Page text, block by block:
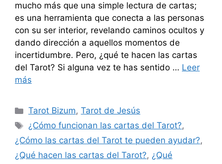
mucho más que una simple lectura de cartas;
es una herramienta que conecta a las personas
con su ser interior, revelando caminos ocultos y
dando dirección a aquellos momentos de
incertidumbre. Pero, ¿qué te hacen las cartas
del Tarot? Si alguna vez te has sentido … Leer
más
Categorías
Tarot Bizum,Tarot de Jesús
Etiquetas
¿Cómo funcionan las cartas del Tarot?,
¿Cómo las cartas del Tarot te pueden ayudar?,
¿Qué hacen las cartas del Tarot?, ¿Qué